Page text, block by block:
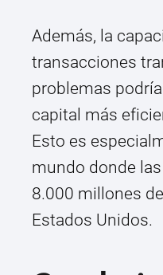
Además, la
transacciones
problemas
capital más
Esto es
mundo donde
8.000 millones
Estados Unidos.